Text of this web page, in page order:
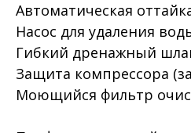
Автоматическая
Насос для удаления
Гибкий дренажный
Защита компрессора
Моющийся фильтр